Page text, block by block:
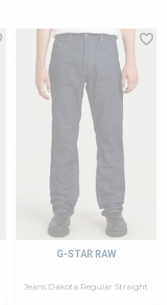
Jeans Dakota Regular Straight
G-STAR RAW